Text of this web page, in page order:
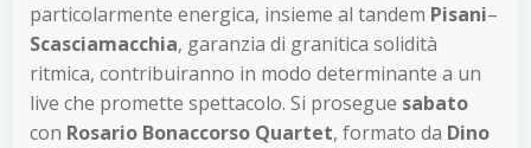
particolarmente energica, insieme al tandem Pisani–
Scasciamacchia, garanzia di granitica solidità
ritmica, contribuiranno in modo determinante a un
live che promette spettacolo. Si prosegue sabato
con Rosario Bonaccorso Quartet, formato da Dino